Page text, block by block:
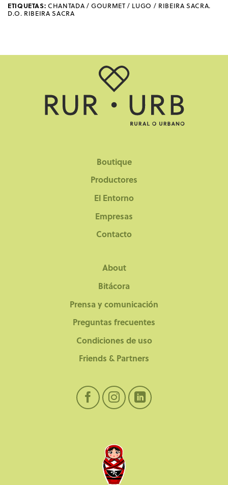
ETIQUETAS: CHANTADA / GOURMET / LUGO / RIBEIRA SACRA.
D.O. RIBEIRA SACRA
Boutique
Productores
El Entorno
Empresas
Contacto
About
Bitácora
Prensa y comunicación
Preguntas frecuentes
Condiciones de uso
Friends & Partners